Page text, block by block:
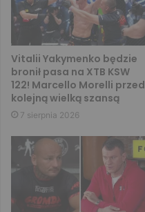
Vitalii Yakymenko będzie
bronił pasa na XTB KSW
122! Marcello Morelli przed
kolejną wielką szansą
7 sierpnia 2026